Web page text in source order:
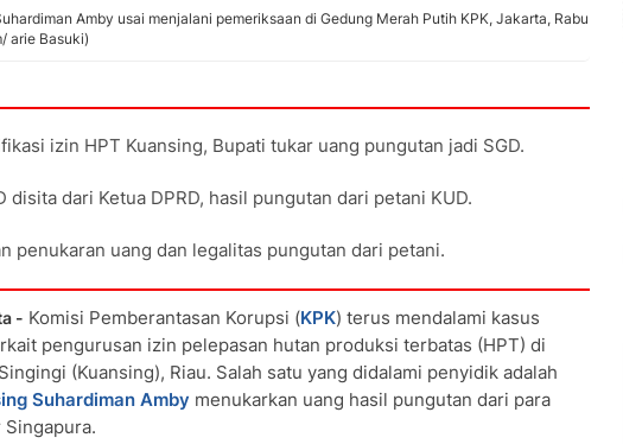
Amby usai menjalani pemeriksaan di Gedung Merah Putih KPK, Jakarta, Rabu
arie Basuki)
izin HPT Kuansing, Bupati tukar uang pungutan jadi SGD.
disita dari Ketua DPRD, hasil pungutan dari petani KUD.
penukaran uang dan legalitas pungutan dari petani.
- Komisi Pemberantasan Korupsi (KPK) terus mendalami kasus
pengurusan izin pelepasan hutan produksi terbatas (HPT) di
(Kuansing), Riau. Salah satu yang didalami penyidik adalah
Suhardiman Amby menukarkan uang hasil pungutan dari para